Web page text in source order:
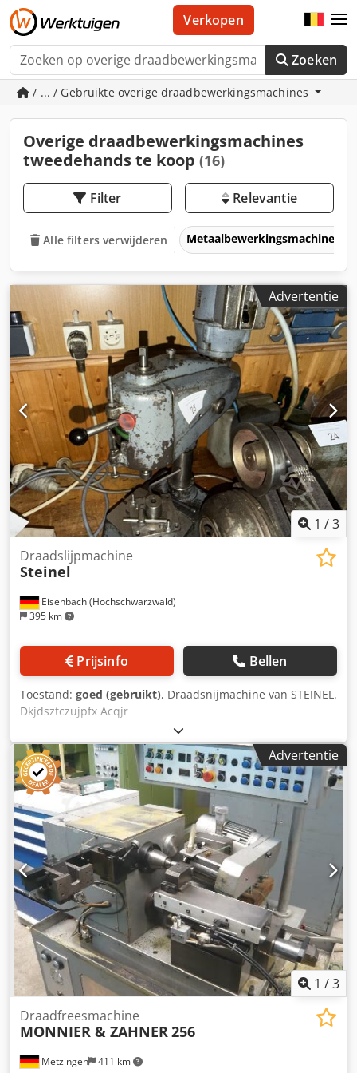
Zoeken
Verkopen
/ ... / Gebruikte overige draadbewerkingsmachines
Overige draadbewerkingsmachines
tweedehands te koop (16)
Filter Relevantie
Alle filters verwijderen Metaalbewerkingsmachines
Advertentie
1 /3
Eisenbach (Hochschwarzwald)
395 km
Draadslijpmachine
Steinel
Prijsinfo Bellen
Toestand: goed (gebruikt), Draadsnijmachine van STEINEL.
Dkjdsztczujpfx Acqjr
Advertentie
1 /3
Metzingen 411 km
Draadfreesmachine
MONNIER & ZAHNER 256